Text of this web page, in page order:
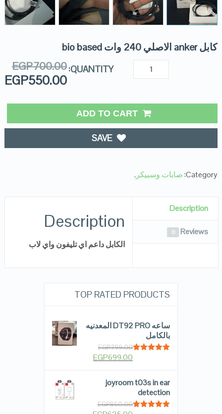
كابل anker الاصلي 240 وات bio based
EGP700.00
EGP550.00
QUANTITY:
ADD TO CART
SAVE
Category: صابات وسبيكر .
Description
Reviews
0
Description
الكابل داعم اي تليفون واي لاب
TOP RATED PRODUCTS
ساعه DT92 PRO المعدنيه
بالكامل
EGP799.00
EGP699.00
joyroom t03s in ear
detection
EGP850.00